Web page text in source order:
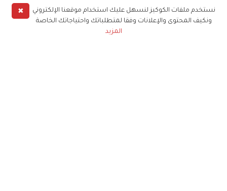
✖
نستخدم ملفات الكوكيز لنسهل عليك استخدام موقعنا الإلكتروني
ونكيف المحتوى والإعلانات وفقا لمتطلباتك واحتياجاتك الخاصة
المزيد